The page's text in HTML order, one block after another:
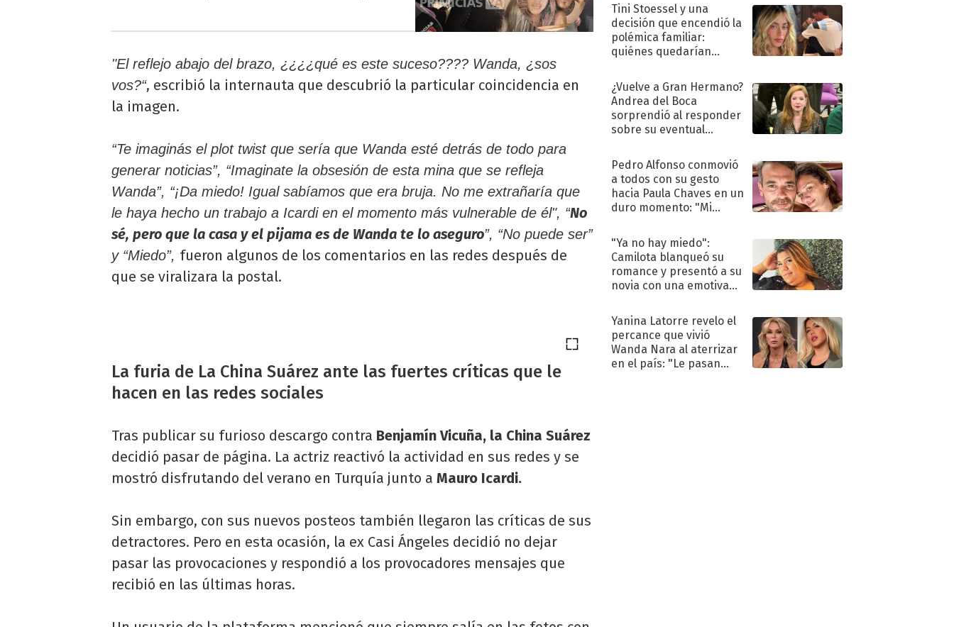
"El reflejo abajo del brazo, ¿¿¿¿qué es este suceso???? Wanda, ¿sos
vos?“, escribió la internauta que descubrió la particular coincidencia en
la imagen.
“Te imaginás el plot twist que sería que Wanda esté detrás de todo para
generar noticias”, “Imaginate la obsesión de esta mina que se refleja
Wanda”, “¡Da miedo! Igual sabíamos que era bruja. No me extrañaría que
le haya hecho un trabajo a Icardi en el momento más vulnerable de él", “No
sé, pero que la casa y el pijama es de Wanda te lo aseguro”, “No puede ser”
y “Miedo”, fueron algunos de los comentarios en las redes después de
que se viralizara la postal.
La furia de La China Suárez ante las fuertes críticas que le
hacen en las redes sociales
Tras publicar su furioso descargo contra Benjamín Vicuña, la China Suárez
decidió pasar de página. La actriz reactivó la actividad en sus redes y se
mostró disfrutando del verano en Turquía junto a Mauro Icardi.
Sin embargo, con sus nuevos posteos también llegaron las críticas de sus
detractores. Pero en esta ocasión, la ex Casi Ángeles decidió no dejar
pasar las provocaciones y respondió a los provocadores mensajes que
recibió en las últimas horas.
Tini Stoessel y una
decisión que encendió la
polémica familiar:
quiénes quedarían
¿Vuelve a Gran Hermano?
Andrea del Boca
sorprendió al responder
sobre su eventual
Pedro Alfonso conmovió
a todos con su gesto
hacia Paula Chaves en un
duro momento: "Mi
terapéutico"
"Ya no hay miedo":
Camilota blanqueó su
romance y presentó a su
novia con una emotiva
Yanina Latorre revelo el
percance que vivió
Wanda Nara al aterrizar
en el país: "Le pasan